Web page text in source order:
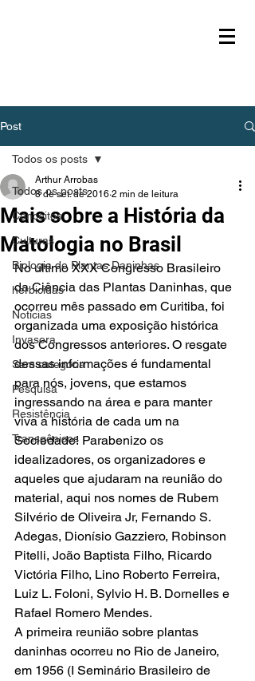
Post
Todos os posts
Conceitos
Culturas
Biologia de Plantas Daninhas
herbicidas
Notícias
Invasora
Sem categoria
Pesquisa
Resistência
Transgênicos
Todos os posts
Mais sobre a História da
Matologia no Brasil
Arthur Arrobas
8 de set. de 2016 2 min de leitura
No último XXX Congresso Brasileiro
da Ciência das Plantas Daninhas, que
ocorreu mês passado em Curitiba, foi
organizada uma exposição histórica
dos Congressos anteriores. O resgate
dessas informações é fundamental
para nós, jovens, que estamos
ingressando na área e para manter
viva a história de cada um na
Sociedade! Parabenizo os
idealizadores, os organizadores e
aqueles que ajudaram na reunião do
material, aqui nos nomes de Rubem
Silvério de Oliveira Jr, Fernando S.
Adegas, Dionísio Gazziero, Robinson
Pitelli, João Baptista Filho, Ricardo
Victória Filho, Lino Roberto Ferreira,
Luiz L. Foloni, Sylvio H. B. Dornelles e
Rafael Romero Mendes.
A primeira reunião sobre plantas
daninhas ocorreu no Rio de Janeiro,
em 1956 (I Seminário Brasileiro de